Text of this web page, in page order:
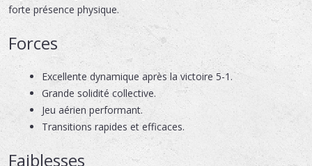
forte présence physique.
Forces
Excellente dynamique après la victoire 5-1.
Grande solidité collective.
Jeu aérien performant.
Transitions rapides et efficaces.
Faiblesses